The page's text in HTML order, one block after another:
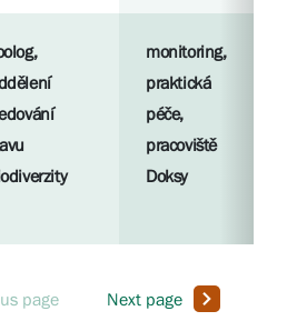
monitoring,
praktická
péče,
pracoviště
Doksy